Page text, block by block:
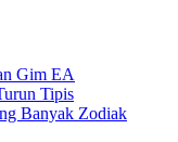
Gim EA
Tipis
Banyak Zodiak